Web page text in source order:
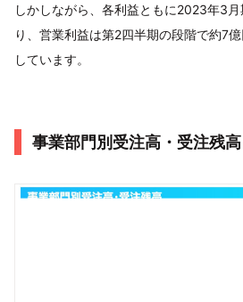
しかしながら、各利益ともに2023年3
り、営業利益は第2四半期の段階で約7
しています。
事業部門別受注高・受注残高